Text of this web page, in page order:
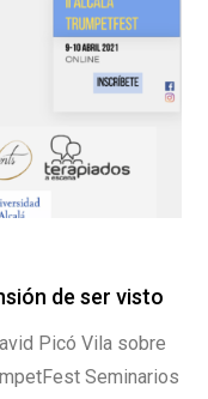
de ser visto
Picó Vila sobre
Seminarios